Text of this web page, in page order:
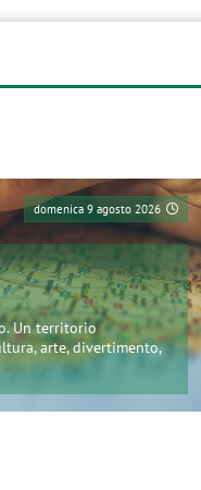
domenica 9 agosto 2026
Un territorio
arte, divertimento,